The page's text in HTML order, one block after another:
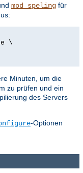
mod_speling für
\
Minuten, um die
zu prüfen und ein
des Servers
-Optionen